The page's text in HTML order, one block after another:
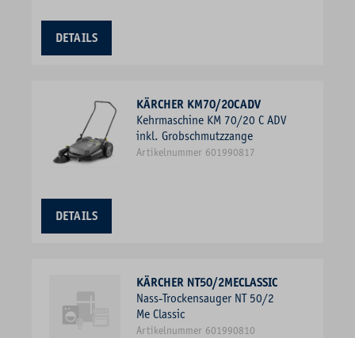
DETAILS
KÄRCHER KM70/20CADV
Kehrmaschine KM 70/20 C ADV
inkl. Grobschmutzzange
Artikelnummer 601990817
DETAILS
KÄRCHER NT50/2MECLASSIC
Nass-Trockensauger NT 50/2
Me Classic
Artikelnummer 601990810